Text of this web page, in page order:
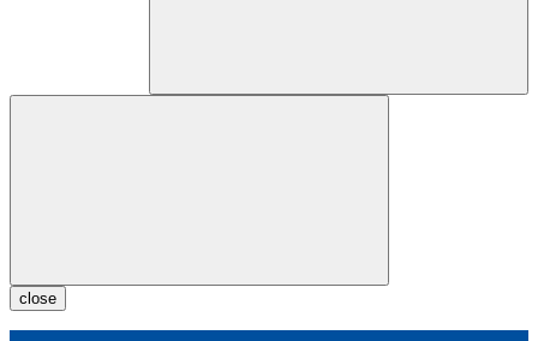
close